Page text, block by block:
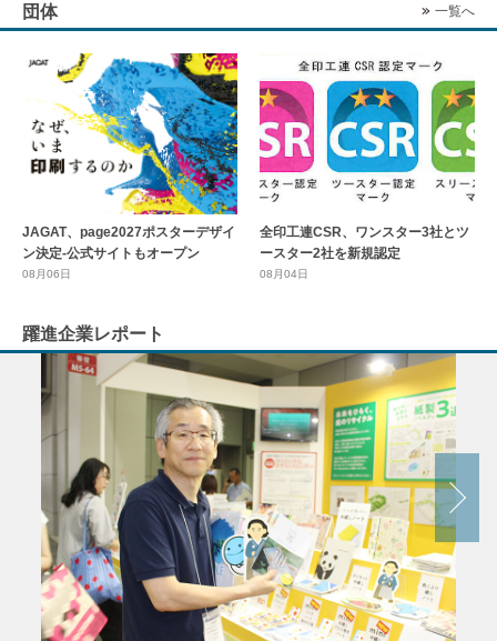
団体 一覧へ
JAGAT、page2027ポスターデザイ
ン決定-公式サイトもオープン
08月06日
全印工連CSR、ワンスター3社とツ
ースター2社を新規認定
08月04日
躍進企業レポート